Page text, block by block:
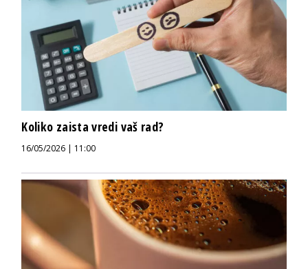
Koliko zaista vredi vaš rad?
16/05/2026 | 11:00